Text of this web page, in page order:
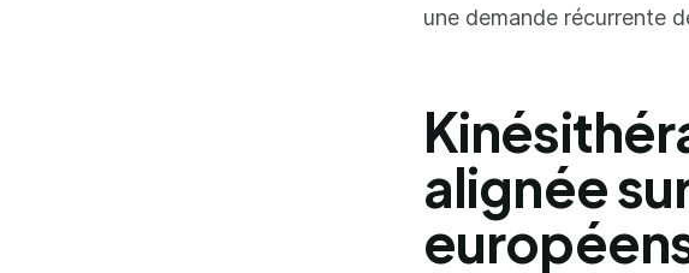
une demande récurrente
alignée